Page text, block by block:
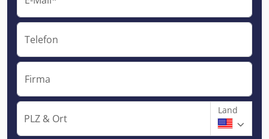
Telefon
Firma
PLZ & Ort
Land